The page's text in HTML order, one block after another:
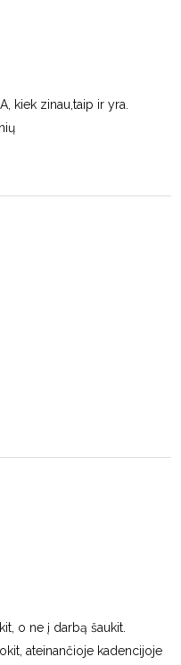
kiek zinau,taip ir yra.
o ne į darbą šaukit.
ateinančioje kadencijoje